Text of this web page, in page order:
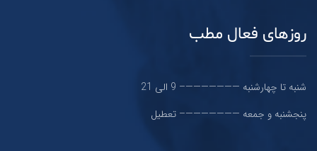
روزهای فعال مطب
شنبه تا چهارشنبه ———————– 9 الی 21
پنجشنبه و جمعه ———————– تعطیل